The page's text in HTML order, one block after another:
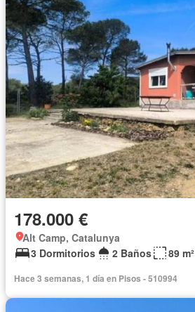
178.000 €
Alt Camp, Catalunya
3 Dormitorios
2 Baños 89 m²
Hace 3 semanas, 1 día en Pisos - 510994